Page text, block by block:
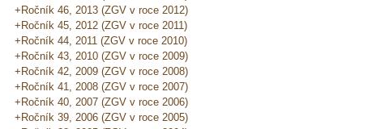
+Ročník 46, 2013 (ZGV v roce 2012)
+Ročník 45, 2012 (ZGV v roce 2011)
+Ročník 44, 2011 (ZGV v roce 2010)
+Ročník 43, 2010 (ZGV v roce 2009)
+Ročník 42, 2009 (ZGV v roce 2008)
+Ročník 41, 2008 (ZGV v roce 2007)
+Ročník 40, 2007 (ZGV v roce 2006)
+Ročník 39, 2006 (ZGV v roce 2005)